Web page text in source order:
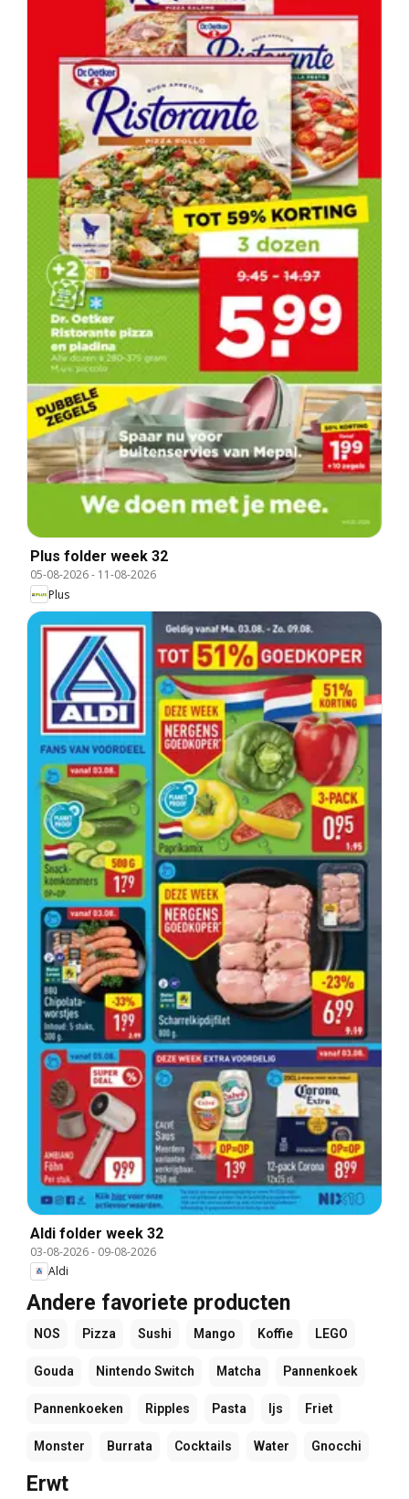
Plus folder week 32
05-08-2026- 11-08-2026
Plus
Aldi folder week 32
03-08-2026- 09-08-2026
Aldi
Andere favoriete producten
NOS Pizza Sushi Mango Koffie LEGO
Gouda Nintendo Switch Matcha Pannenkoek
Pannenkoeken Ripples Pasta Ijs Friet
Monster Burrata Cocktails Water Gnocchi
Erwt